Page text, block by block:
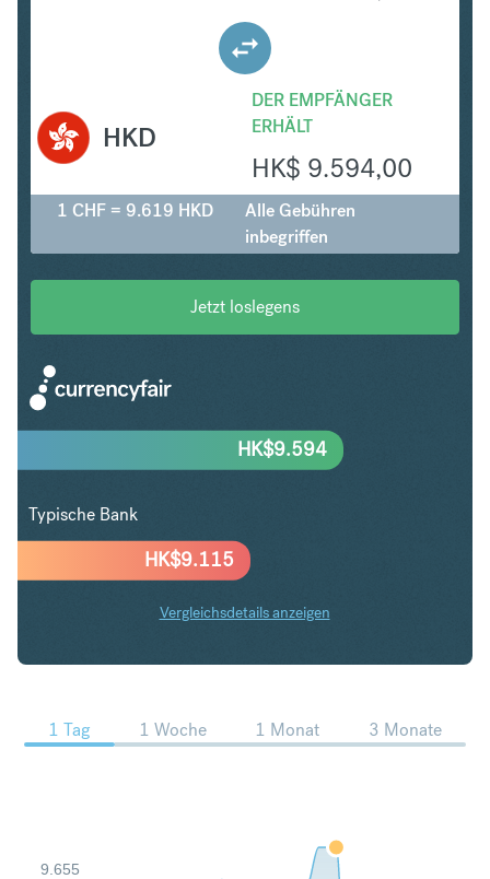
DER EMPFÄNGER
ERHÄLT
HK$ 9.594,00
HKD
1 CHF = 9.619 HKD
Alle Gebühren
inbegriffen
Jetzt loslegens
HK$9.115
HK$9.594
Typische Bank
Vergleichsdetails anzeigen
CHF in HKD Trends
1 Tag 1 Woche 1 Monat 3 Monate
9.655